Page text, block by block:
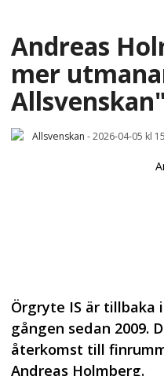
Andreas
mer
Allsvenskan"
Allsvenskan -2026-04-05 kl
Örgryte IS är tillbaka
gången sedan 2009.
återkomst till
Andreas Holmberg.